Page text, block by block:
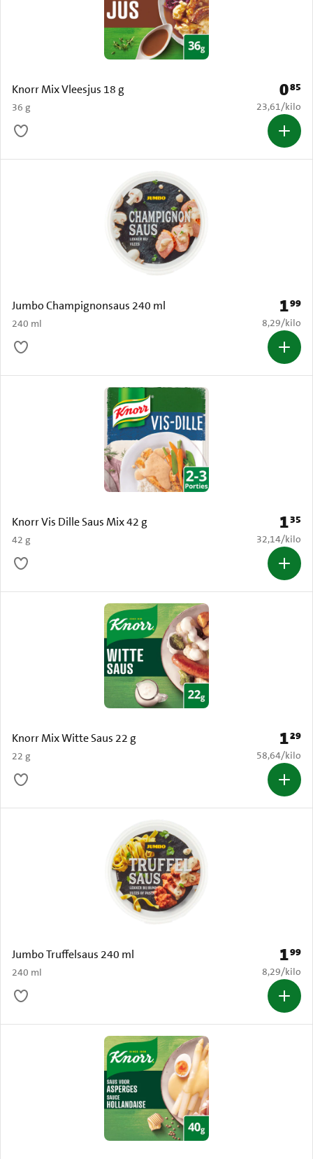
Knorr Mix Vleesjus 18 g
36 g
Prijs:
085
€ 23,61 per
23,61/kilo
Jumbo Champignonsaus 240 ml
240 ml
Prijs:
199
€ 8,29 per
8,29/kilo
Knorr Vis Dille Saus Mix 42 g
42 g
Prijs:
135
€ 32,14 per
32,14/kilo
Knorr Mix Witte Saus 22 g
22 g
Prijs:
129
€ 58,64 per
58,64/kilo
Jumbo Truffelsaus 240 ml
240 ml
Prijs:
199
€ 8,29 per
8,29/kilo